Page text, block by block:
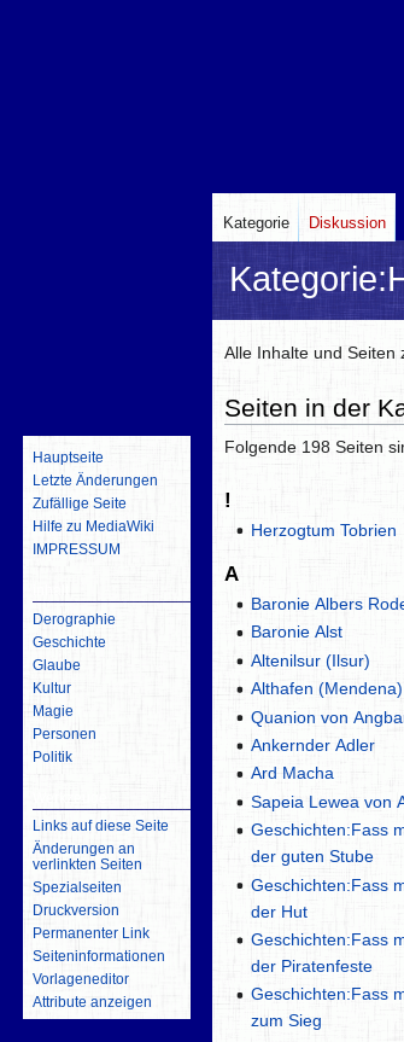
Kategorie:
Zur
springen
Zur
springen
Alle Inhalte und Seiten
Seiten in der
Folgende 198 Seiten
!
Herzogtum Tobrien
A
Baronie Albers
Baronie Alst
Altenilsur (Ilsur)
Althafen (Mendena)
Quanion von
Ankernder Adler
Ard Macha
Sapeia Lewea von
Geschichten:Fass
der guten Stube
Geschichten:Fass
der Hut
Geschichten:Fass
der Piratenfeste
Geschichten:Fass
zum Sieg
Kategorie Diskussion
Hauptseite
Letzte Änderungen
Zufällige Seite
Hilfe zu MediaWiki
IMPRESSUM
Derographie
Geschichte
Glaube
Kultur
Magie
Personen
Politik
Links auf diese Seite
Änderungen an
verlinkten Seiten
Spezialseiten
Druckversion
Permanenter Link
Seiten­­informationen
Vorlageneditor
Attribute anzeigen